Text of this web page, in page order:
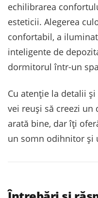
echilibrarea
esteticii. Alegerea
confortabil, a
inteligente de
dormitorul într-un
Cu atenție la detalii
vei reuși să creezi
arată bine, dar îți
un somn odihnitor și